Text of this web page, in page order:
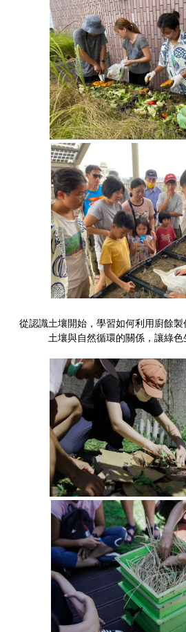
從認識土壤開始，學習如何利用廚餘製
土壤與自然循環的關係，讓綠色